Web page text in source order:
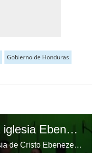
Gobierno de Honduras
Fallece pastora de la iglesia Ebenezer, Ninoska de Ponce
El pastor evangélico de la Iglesia de Cristo Ebenezer, Germán Ponce, confirmó este sábado el fallecimiento de su esposa, Ninoska de Ponce, quien sufrió de cáncer por varios años. En el video, Ninoska reapareció en público para interpretar "Mira Dios lo que dicen de ti", canción con la que se identificaba.